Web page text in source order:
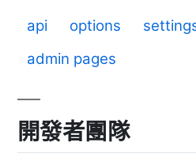
api options
admin pages
開發者團隊